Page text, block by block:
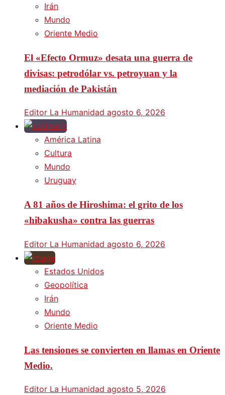
Irán
Mundo
Oriente Medio
El «Efecto Ormuz» desata una guerra de
divisas: petrodólar vs. petroyuan y la
mediación de Pakistán
Editor La Humanidad agosto 6, 2026
América Latina
Cultura
Mundo
Uruguay
A 81 años de Hiroshima: el grito de los
«hibakusha» contra las guerras
Editor La Humanidad agosto 6, 2026
Estados Unidos
Geopolítica
Irán
Mundo
Oriente Medio
Las tensiones se convierten en llamas en Oriente
Medio.
Editor La Humanidad agosto 5, 2026